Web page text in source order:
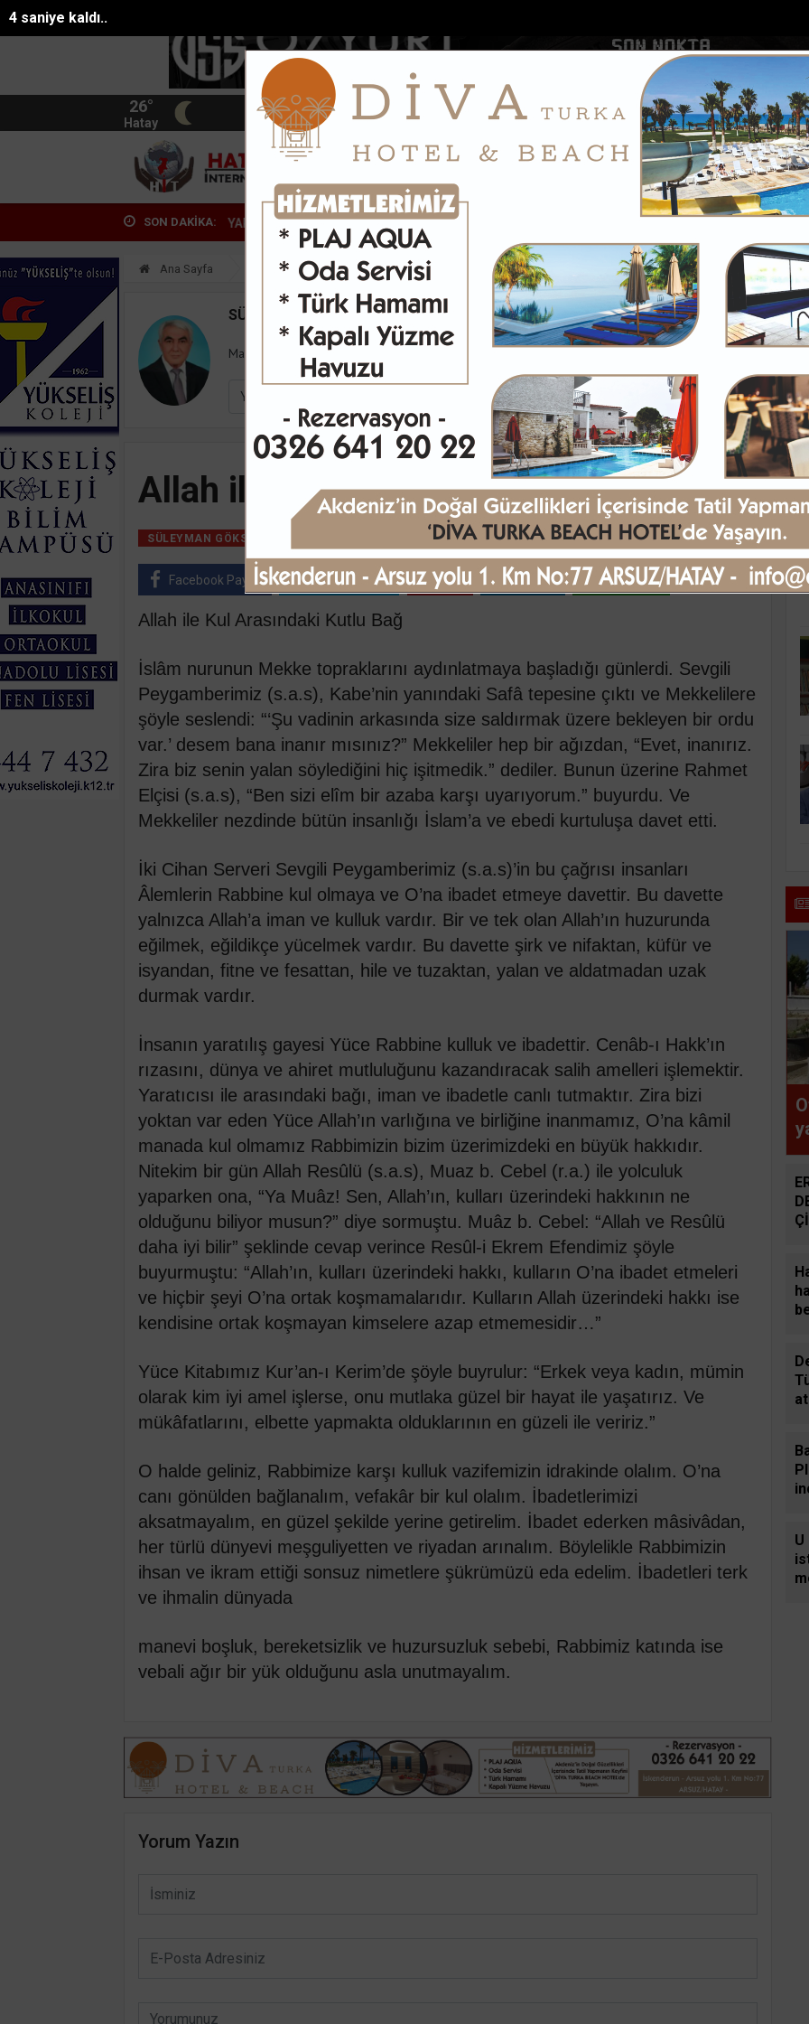
3 saniye kaldı..
26°
Hatay
BIST 13.744 DOLAR 46.2686 EURO 53.5186
HATAY GÜNDEM MAGAZİN KADIN-YAŞAM SPOR SAĞLIK
SON DAKİKA:
HATAYLI GENÇ AĞIR YARALANDI Gazeteci Duygu Öksüz Canova son yolculuğuna u...
Ana Sayfa Yazarlar Süleyman GÖKSU
SÜLEYMAN GÖKSU
Mail: suleymangoksu@gmail.com
Allah ile Kul Arasındaki Kutlu Bağ
SÜLEYMAN GÖKSU 12 Kasım, 2021, Cuma 04:39
Facebook Paylaş Twitter Paylaş Pinle Linkedin WhatsApp
Allah ile Kul Arasındaki Kutlu Bağ
İslâm nurunun Mekke topraklarını aydınlatmaya başladığı günlerdi. Sevgili
Peygamberimiz (s.a.s), Kabe’nin yanındaki Safâ tepesine çıktı ve Mekkelilere
şöyle seslendi: “‘Şu vadinin arkasında size saldırmak üzere bekleyen bir ordu
var.’ desem bana inanır mısınız?” Mekkeliler hep bir ağızdan, “Evet, inanırız.
Zira biz senin yalan söylediğini hiç işitmedik.” dediler. Bunun üzerine Rahmet
Elçisi (s.a.s), “Ben sizi elîm bir azaba karşı uyarıyorum.” buyurdu. Ve
Mekkeliler nezdinde bütün insanlığı İslam’a ve ebedi kurtuluşa davet etti.
İki Cihan Serveri Sevgili Peygamberimiz (s.a.s)’in bu çağrısı insanları
Âlemlerin Rabbine kul olmaya ve O’na ibadet etmeye davettir. Bu davette
yalnızca Allah’a iman ve kulluk vardır. Bir ve tek olan Allah’ın huzurunda
eğilmek, eğildikçe yücelmek vardır. Bu davette şirk ve nifaktan, küfür ve
isyandan, fitne ve fesattan, hile ve tuzaktan, yalan ve aldatmadan uzak
durmak vardır.
İnsanın yaratılış gayesi Yüce Rabbine kulluk ve ibadettir. Cenâb-ı Hakk’ın
rızasını, dünya ve ahiret mutluluğunu kazandıracak salih amelleri işlemektir.
Yaratıcısı ile arasındaki bağı, iman ve ibadetle canlı tutmaktır. Zira bizi
yoktan var eden Yüce Allah’ın varlığına ve birliğine inanmamız, O’na kâmil
manada kul olmamız Rabbimizin bizim üzerimizdeki en büyük hakkıdır.
Nitekim bir gün Allah Resûlü (s.a.s), Muaz b. Cebel (r.a.) ile yolculuk
yaparken ona, “Ya Muâz! Sen, Allah’ın, kulları üzerindeki hakkının ne
olduğunu biliyor musun?” diye sormuştu. Muâz b. Cebel: “Allah ve Resûlü
daha iyi bilir” şeklinde cevap verince Resûl-i Ekrem Efendimiz şöyle
buyurmuştu: “Allah’ın, kulları üzerindeki hakkı, kulların O’na ibadet etmeleri
ve hiçbir şeyi O’na ortak koşmamalarıdır. Kulların Allah üzerindeki hakkı ise
kendisine ortak koşmayan kimselere azap etmemesidir…”
Yüce Kitabımız Kur’an-ı Kerim’de şöyle buyrulur: “Erkek veya kadın, mümin
olarak kim iyi amel işlerse, onu mutlaka güzel bir hayat ile yaşatırız. Ve
mükâfatlarını, elbette yapmakta olduklarının en güzeli ile veririz.”
O halde geliniz, Rabbimize karşı kulluk vazifemizin idrakinde olalım. O’na
canı gönülden bağlanalım, vefakâr bir kul olalım. İbadetlerimizi
aksatmayalım, en güzel şekilde yerine getirelim. İbadet ederken mâsivâdan,
her türlü dünyevi meşguliyetten ve riyadan arınalım. Böylelikle Rabbimizin
ihsan ve ikram ettiği sonsuz nimetlere şükrümüzü eda edelim. İbadetleri terk
ve ihmalin dünyada
manevi boşluk, bereketsizlik ve huzursuzluk sebebi, Rabbimiz katında ise
vebali ağır bir yük olduğunu asla unutmayalım.
Yorum Yazın
U